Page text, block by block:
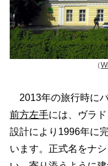
（
2013年の旅行時にバ
前方左手には、ヴラ
設計により1996年に
います。正式名をナ